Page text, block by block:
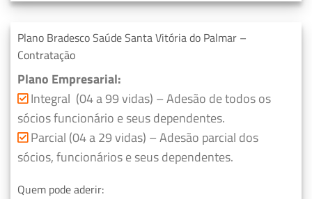
Plano Bradesco Saúde Santa Vitória do Palmar –
Contratação
Plano Empresarial:
Integral (04 a 99 vidas) – Adesão de todos os
sócios funcionário e seus dependentes.
Parcial (04 a 29 vidas) – Adesão parcial dos
sócios, funcionários e seus dependentes.
Quem pode aderir: